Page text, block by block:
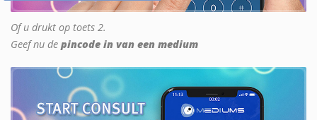
Of u drukt op toets 2.
Geef nu de pincode in van een medium